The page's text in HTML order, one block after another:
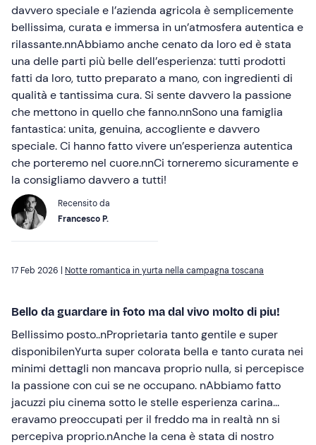
davvero speciale e l’azienda agricola è semplicemente
bellissima, curata e immersa in un’atmosfera autentica e
rilassante.nnAbbiamo anche cenato da loro ed è stata
una delle parti più belle dell’esperienza: tutti prodotti
fatti da loro, tutto preparato a mano, con ingredienti di
qualità e tantissima cura. Si sente davvero la passione
che mettono in quello che fanno.nnSono una famiglia
fantastica: unita, genuina, accogliente e davvero
speciale. Ci hanno fatto vivere un’esperienza autentica
che porteremo nel cuore.nnCi torneremo sicuramente e
la consigliamo davvero a tutti!
Recensito da
Francesco P.
17 Feb 2026 | Notte romantica in yurta nella campagna toscana
Bello da guardare in foto ma dal vivo molto di piu!
Bellissimo posto..nProprietaria tanto gentile e super
disponibilenYurta super colorata bella e tanto curata nei
minimi dettagli non mancava proprio nulla, si percepisce
la passione con cui se ne occupano. nAbbiamo fatto
jacuzzi piu cinema sotto le stelle esperienza carina...
eravamo preoccupati per il freddo ma in realtà nn si
percepiva proprio.nAnche la cena è stata di nostro